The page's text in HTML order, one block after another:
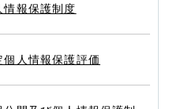
情報保護制度
個人情報保護評価